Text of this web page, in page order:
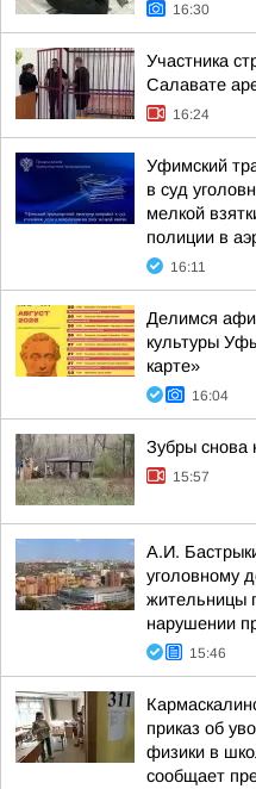
16:30
Участника
Салавате
16:24
Уфимский
в суд
мелкой
полиции в
16:11
Делимся
культуры
карте»
16:04
Зубры
15:57
А.И.
уголовному
жительницы
нарушении
15:46
приказ об
физики в
сообщает